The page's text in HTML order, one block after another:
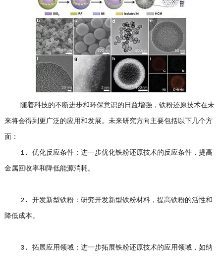
随着科技的不断进步和环保意识的日益增强，铁粉还原技术在未
来将会得到更广泛的应用和发展。未来研究方向主要包括以下几个方
面：
1. 优化反应条件：进一步优化铁粉还原技术的反应条件，提高
金属回收率和降低能源消耗。
2. 开发新型铁粉：研究开发新型铁粉材料，提高铁粉的活性和
降低成本。
3. 拓展应用领域：进一步拓展铁粉还原技术的应用领域，如纳